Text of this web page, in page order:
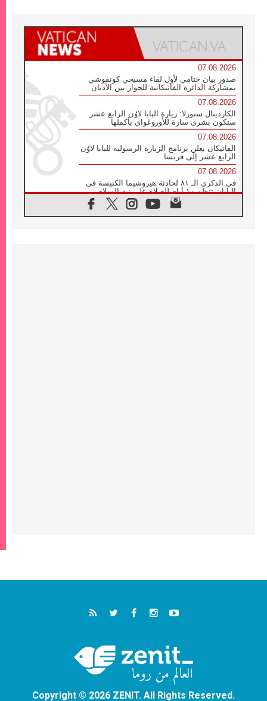
07.08.2026
صدور بيان ختامي لأول لقاء مسيحي كونفوشي
بمشاركة الدائرة الفاتيكانية للحوار بين الأديان
07.08.2026
الكاردينال ستورلا: زيارة البابا لاوُن الرابع عشر
ستكون بشرى سارة للأوروغواي بأكملها
07.08.2026
الفاتيكان يعلن برنامج الزيارة الرسولية للبابا لاوُن
الرابع عشر إلى فرنسا
07.08.2026
في الذكرى الـ ٨١ لحادثة هيروشيما الكنيسة في
اليابان تنظم ١٠ أيام للصلاة على نية السلام
الكنيسة في الأوروغواي: زيارة البابا ستعزز
Copyright © 2026 ZENIT. All Rights Reserved.